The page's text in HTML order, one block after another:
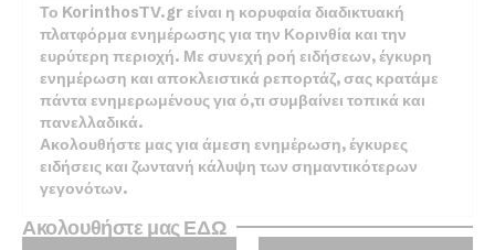
Το KorinthosTV.gr είναι η κορυφαία διαδικτυακή
πλατφόρμα ενημέρωσης για την Κορινθία και την
ευρύτερη περιοχή. Με συνεχή ροή ειδήσεων, έγκυρη
ενημέρωση και αποκλειστικά ρεπορτάζ, σας κρατάμε
πάντα ενημερωμένους για ό,τι συμβαίνει τοπικά και
πανελλαδικά.
Ακολουθήστε μας για άμεση ενημέρωση, έγκυρες
ειδήσεις και ζωντανή κάλυψη των σημαντικότερων
γεγονότων.
Ακολουθήστε μας ΕΔΩ